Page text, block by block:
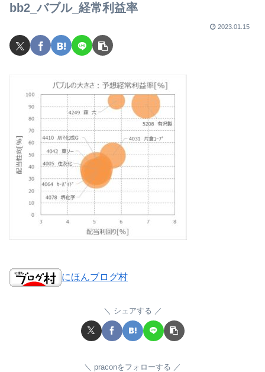
bb2_バブル_経常利益率
2023.01.15
にほんブログ村
シェアする
praconをフォローする